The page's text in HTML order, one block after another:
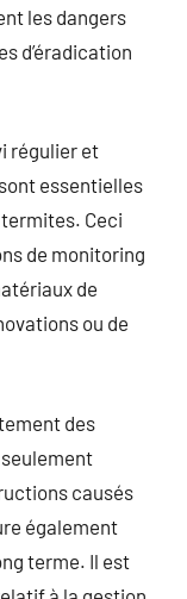
les dangers
d’éradication
régulier et
essentielles
Ceci
de monitoring
de
ou de
des
causés
également
terme. Il est